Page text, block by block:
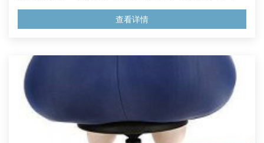
症的风险。所以，甩掉脂肪进行瘦腰非常重要。 我们的
身体内都需要一些脂肪组织。它可以存储能量，调节荷
量来自于脂肪。 但...
查看详情